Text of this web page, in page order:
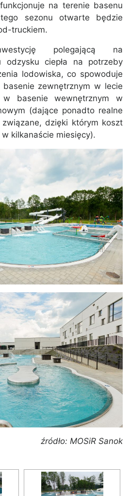
na terenie basenu
sezonu otwarte będzie
truckiem.
polegającą na
odzysku ciepła na potrzeby
lodowiska, co spowoduje
zewnętrznym w lecie
basenie wewnętrznym w
(dające ponadto realne
dzięki którym koszt
kilkanaście miesięcy).
źródło: MOSiR Sanok